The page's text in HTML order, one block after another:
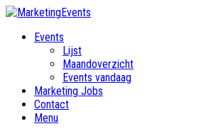
Events
Lijst
Maandoverzicht
Events vandaag
Marketing Jobs
Contact
Menu